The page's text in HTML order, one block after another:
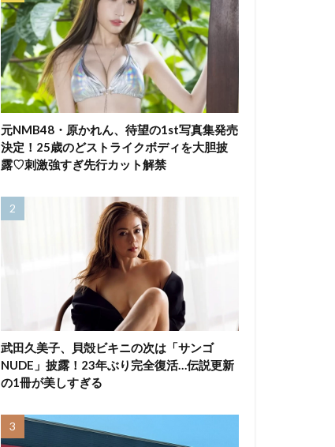
元NMB48・原かれん、待望の1st写真集発売
決定！25歳のどストライクボディを大胆披
露♡刺激強すぎ先行カット解禁
武田久美子、貝殻ビキニの次は「サンゴ
NUDE」披露！23年ぶり完全復活…伝説更新
の1冊が美しすぎる